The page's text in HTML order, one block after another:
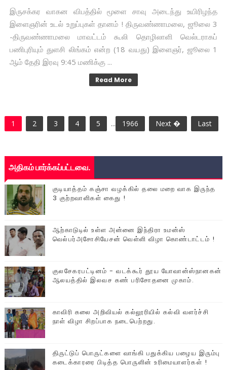
இருசக்கர வாகன விபத்தில் மூளை சாவு அடைந்து உயிரிழந்த
இளைஞரின் உடல் உறுப்புகள் தானம் ! திருவண்ணாமலை, ஜூலை 3
-திருவண்ணாமலை மாவட்டம் கூலி தொழிலாளி வெல்டராகப்
பணிபுரியும் துளசி லிங்கம் என்ற (18 வயது) இளைஞர், ஜூலை 1
ஆம் தேதி இரவு 9:45 மணிக்கு ...
Read More
1 2 3 4 5 ... 1966 Next � Last
அதிகம் பார்க்கப்பட்டவை.
குடியாத்தம் கஞ்சா வழக்கில் தலை மறை வாக இருந்த
3 குற்றவாளிகள் கைது !
ஆற்காடுடில் உள்ள அன்னை இந்திரா உமன்ஸ்
வெல்பர்அசோசியேசன் வெள்ளி விழா கொண்டாட்டம் !
குலசேகரபட்டினம் - வடக்கூர் தூய யோவான்ஸ்நானகன்
ஆலயத்தில் இலவச கண் பரிசோதனை முகாம்.
காவிரி கலை அறிவியல் கல்லூரியில் கல்வி வளர்ச்சி
நாள் விழா சிறப்பாக நடைபெற்றது.
திருட்டுப் பொருட்களை வாங்கி பதுக்கிய பழைய இரும்பு
கடைக்காரரை பிடித்த பொருளின் உரிமையாளர்கள் !